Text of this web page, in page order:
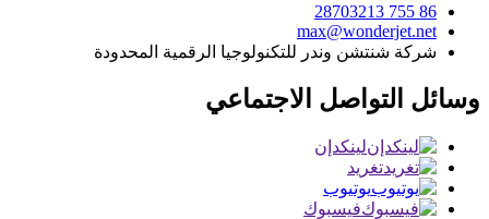
86 755 28703213
max@wonderjet.net
شركة شنتشن وندر للتكنولوجيا الرقمية المحدودة
وسائل التواصل الاجتماعي
لينكدإن
تغريد
يوتيوب
فيسبوك